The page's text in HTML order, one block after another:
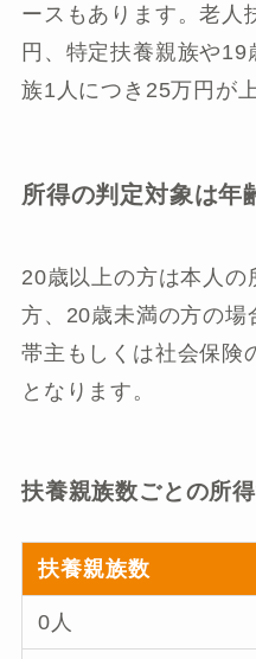
ースもあります。老人
円、特定扶養親族や
族1人につき25万円が
所得の判定対象は年
20歳以上の方は本人の
方、20歳未満の方の場
帯主もしくは社会保険
となります。
扶養親族数ごとの所
扶養親族数
0人